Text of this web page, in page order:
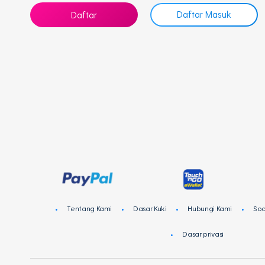
Daftar Daftar Masuk
Tentang Kami Dasar Kuki Hubungi Kami
Dasar privasi